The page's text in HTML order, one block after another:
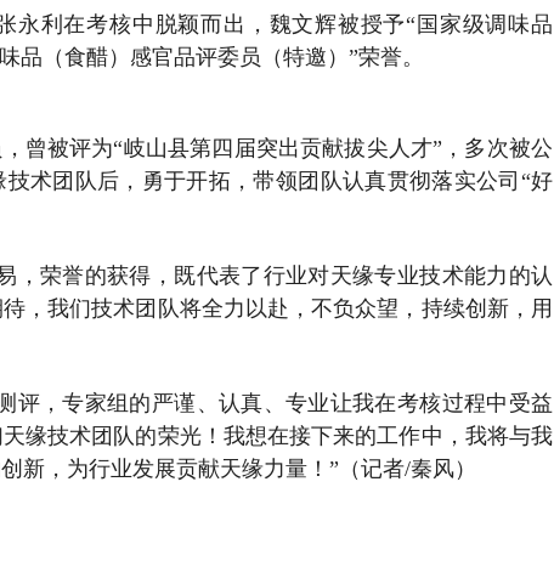
永利在考核中脱颖而出，魏文辉被授予“国家级调味品
品（食醋）感官品评委员（特邀）”荣誉。
曾被评为“岐山县第四届突出贡献拔尖人才”，多次被公
术团队后，勇于开拓，带领团队认真贯彻落实公司“好
，荣誉的获得，既代表了行业对天缘专业技术能力的认
，我们技术团队将全力以赴，不负众望，持续创新，用
评，专家组的严谨、认真、专业让我在考核过程中受益
缘技术团队的荣光！我想在接下来的工作中，我将与我
新，为行业发展贡献天缘力量！”（记者/秦风）